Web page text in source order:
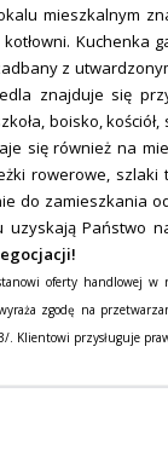
mieszkalnym
Kuchenka
z
znajduje się
boisko,
się również na
rowerowe,
do zamieszkania
uzyskają Państwo
oferty handlowej
zgodę na
Klientowi przysługuje